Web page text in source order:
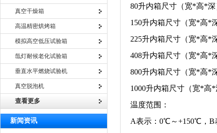
真空干燥箱
高温精密烘烤箱
模拟高空低压试验箱
氙灯耐候老化试验箱
垂直水平燃烧试验机
真空脱泡机
查看更多
新闻资讯
80升内箱尺寸（宽*高*深
150升内箱尺寸（宽*高*
225升内箱尺寸（宽*高*
408升内箱尺寸（宽*高*
800升内箱尺寸（宽*高*
1000升内箱尺寸（宽*高*
温度范围：
A表示：0℃～+150℃，